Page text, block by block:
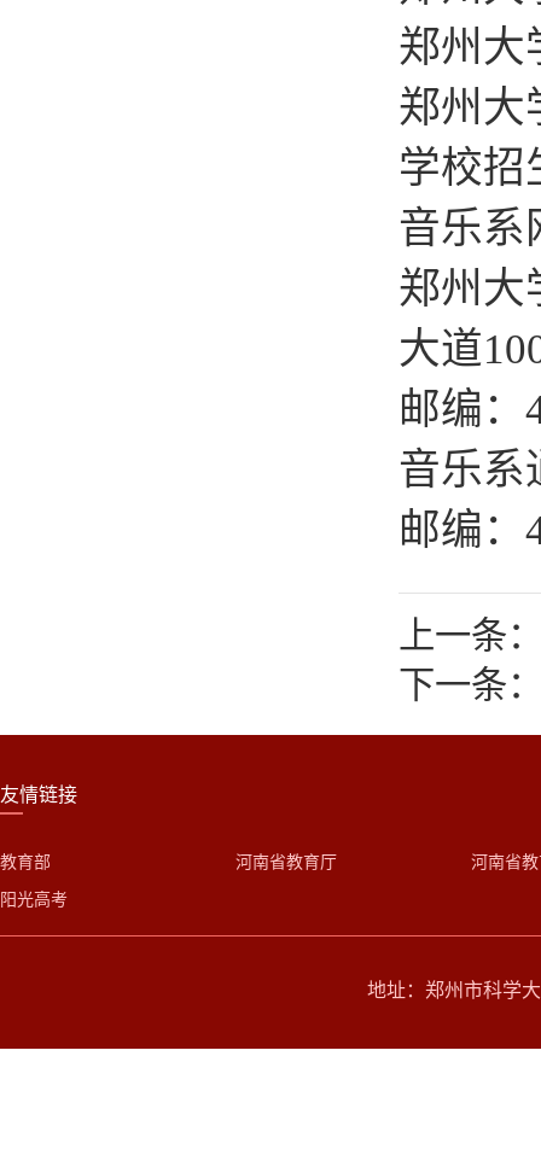
郑州大
郑州大
学校招
音乐系
郑州大
大道
邮编：
音乐
邮编：
上一条
下一条
友情链接
教育部
阳光高考
河南省教育厅 河南省
地址：郑州市科学